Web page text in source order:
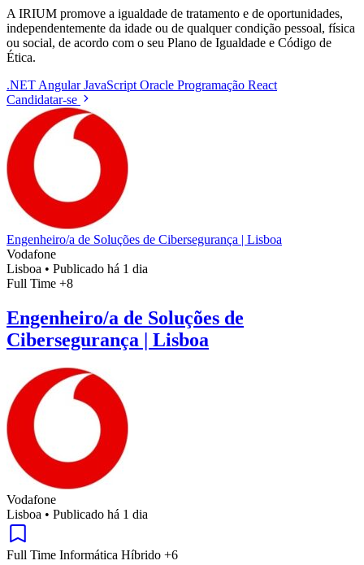
A IRIUM promove a igualdade de tratamento e de oportunidades,
independentemente da idade ou de qualquer condição pessoal, física
ou social, de acordo com o seu Plano de Igualdade e Código de
Ética.
.NETAngularJavaScriptOracle Programação React
Candidatar-se
Engenheiro/a de Soluções de Cibersegurança | Lisboa
Vodafone
Lisboa • Publicado há 1 dia
Full Time +8
Engenheiro/a de Soluções de
Cibersegurança | Lisboa
Vodafone
Lisboa • Publicado há 1 dia
Full Time Informática Híbrido +6